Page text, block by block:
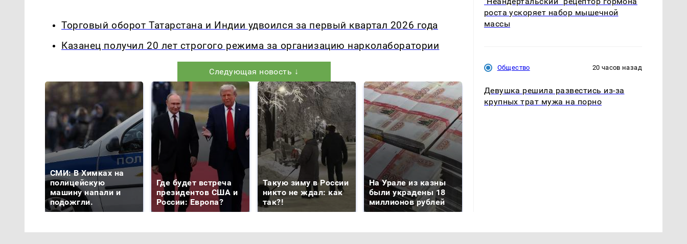
Торговый оборот Татарстана и Индии удвоился за первый квартал 2026 года
Казанец получил 20 лет строгого режима за организацию нарколаборатории
Следующая новость ↓
СМИ: В Химках на
полицейскую
машину напали и
подожгли.
Где будет встреча
президентов США и
России: Европа?
Такую зиму в России
никто не ждал: как
так?!
На Урале из казны
были украдены 18
миллионов рублей
роста ускоряет набор мышечной
массы
Общество 20 часов назад
Девушка решила развестись из-за
крупных трат мужа на порно